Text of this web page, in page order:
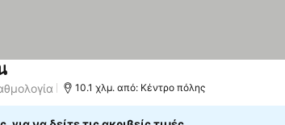
10.1 χλμ. από: Κέντρο πόλης